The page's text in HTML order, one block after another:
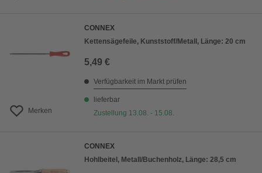
Merken
CONNEX
Kettensägefeile, Kunststoff/Metall, Länge: 20 cm
5,49 €
Verfügbarkeit im Markt prüfen
lieferbar
Zustellung 13.08. - 15.08.
CONNEX
Hohlbeitel, Metall/Buchenholz, Länge: 28,5 cm